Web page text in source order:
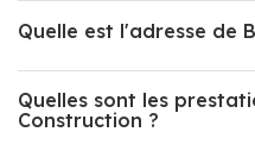
Quelle est l'adresse de
Quelles sont les
Construction ?